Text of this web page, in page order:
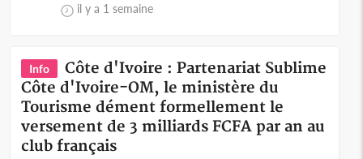
il y a 1 semaine
Info
Côte d'Ivoire : Partenariat Sublime
Côte d'Ivoire-OM, le ministère du
Tourisme dément formellement le
versement de 3 milliards FCFA par an au
club français